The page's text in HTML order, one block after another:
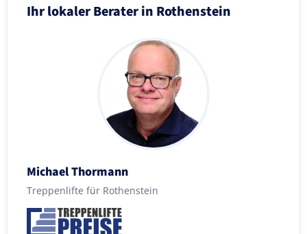
Ihr lokaler Berater in Rothenstein
Michael Thormann
Treppenlifte für Rothenstein